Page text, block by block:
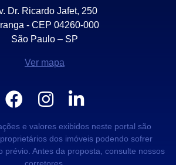
Dr. Ricardo Jafet, 250
- CEP 04260-000
São Paulo – SP
Ver mapa
e valores exibidos neste portal são
dos imóveis podendo sofrer
prévio. Antes da proposta, consulte nossos
corretores.